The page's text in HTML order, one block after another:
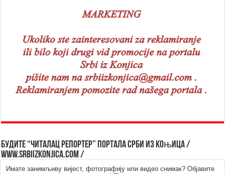
Будите “читалац репортер” портала Срби из Kоњица /
www.srbiizkonjica.com /
Имате занимљиву вијест, фотографију или видео снимак? Објавите